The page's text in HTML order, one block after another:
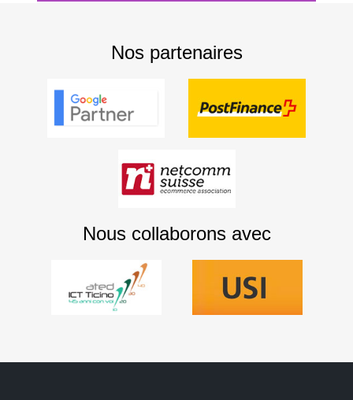
Nos partenaires
Nous collaborons avec